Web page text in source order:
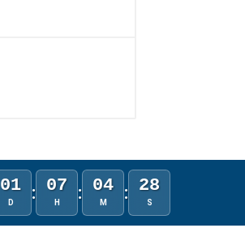
01
D : 07
H : 04
M : 28
S